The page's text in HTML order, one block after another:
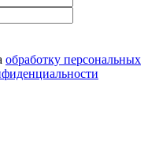
обработку персональных